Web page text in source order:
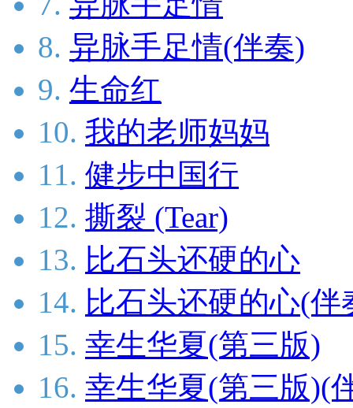
8. 异脉手足情(伴奏)
9. 生命红
10. 我的老师妈妈
11. 健步中国行
12. 撕裂 (Tear)
13. 比石头还硬的心
14. 比石头还硬的心(伴
15. 幸生华夏(第三版)
16. 幸生华夏(第三版)(